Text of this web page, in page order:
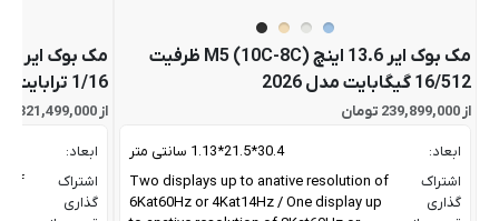
مک بوک ایر 13.6 اینچ M5 (10C-8C) ظرفیت
16/512 گیگابایت مدل 2026
از 239,899,000 تومان
ابعاد:
30.4*21.5*1.13 سانتی متر
اشتراک
گذاری
Two displays up to anative resolution of
6Kat60Hz or 4Kat14Hz / One display up
1/16 ترابایت مدل 2026
از 321,499,000 تومان
ابعاد:
اشتراک
گذاری
of